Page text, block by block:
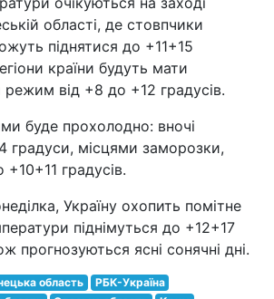
області, де стовпчики
піднятися до +11+15
країни будуть мати
від +8 до +12 градусів.
буде прохолодно: вночі
градуси, місцями заморозки,
градусів.
Україну охопить помітне
піднімуться до +12+17
прогнозуються ясні сонячні дні.
область
РБК-Україна